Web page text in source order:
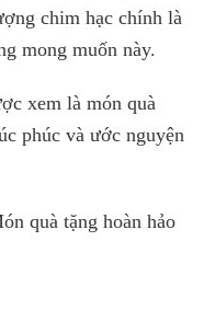
chim hạc chính là
mong muốn này.
xem là món quà
phúc và ước nguyện
quà tặng hoàn hảo